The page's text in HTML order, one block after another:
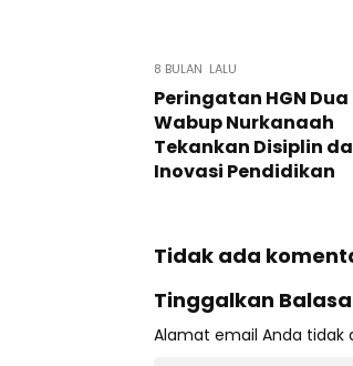
8 BULAN LALU
Peringatan HGN Dua
Wabup Nurkanaah
Tekankan Disiplin
Inovasi Pendidikan
Tidak ada
Tinggalkan
Alamat email Anda tidak